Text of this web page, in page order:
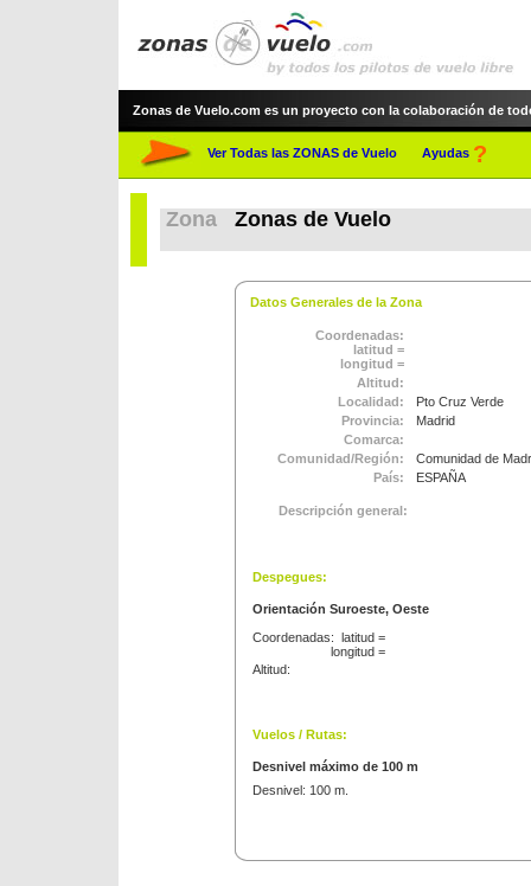
Zonas de Vuelo.com es un proyecto con la colaboración de
Ver Todas las ZONAS de Vuelo Ayudas ?
Zona Zonas de Vuelo
Datos Generales de la Zona
Coordenadas:
latitud =
longitud =
Altitud:
Localidad:
Pto Cruz Verde
Provincia:
Madrid
Comarca:
Comunidad/Región:
Comunidad de
País:
ESPAÑA
Descripción general:
Despegues:
Orientación Suroeste, Oeste
Coordenadas: latitud =
longitud =
Altitud:
Vuelos / Rutas:
Desnivel máximo de 100 m
Desnivel: 100 m.